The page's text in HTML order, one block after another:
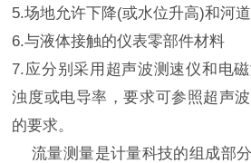
5.场地允许下降(或水位升高)和河
6.与液体接触的仪表零部件材料
7.应分别采用超声波测速仪和电
浊度或电导率，要求可参照超声
的要求。
流量测量是计量科技的组成部分